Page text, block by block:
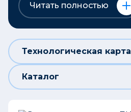
Читать полностью
Технологическая карта
Каталог